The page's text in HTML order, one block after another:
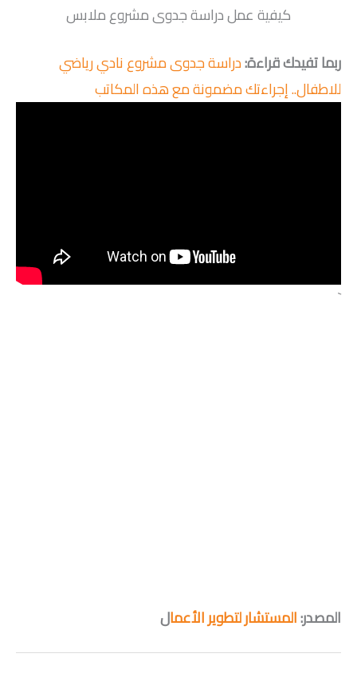
كيفية عمل دراسة جدوى مشروع ملابس
ربما تفيدك قراءة:دراسة جدوى مشروع نادي رياضي
للاطفال.. إجراءتك مضمونة مع هذه المكاتب
`
المصدر:المستشار لتطوير الأعمال